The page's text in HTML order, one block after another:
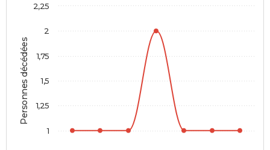
Personnes décédées
1
1,25
1,5
1,75
2
2,25